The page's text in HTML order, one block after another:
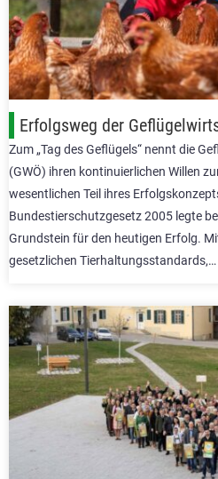
Erfolgsweg der
Zum „Tag des Geflügels“ nennt die
(GWÖ) ihren kontinuierlichen Willen
wesentlichen Teil ihres
Bundestierschutzgesetz 2005 legte
Grundstein für den heutigen Erfolg.
gesetzlichen Tierhaltungsstandards,…